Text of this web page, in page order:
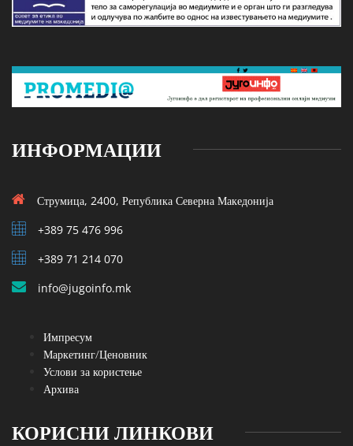
ИНФОРМАЦИИ
Струмица, 2400, Република Северна Македонија
+389 75 476 996
+389 71 214 070
info@jugoinfo.mk
Импресум
Маркетинг/Ценовник
Услови за користење
Архива
КОРИСНИ ЛИНКОВИ